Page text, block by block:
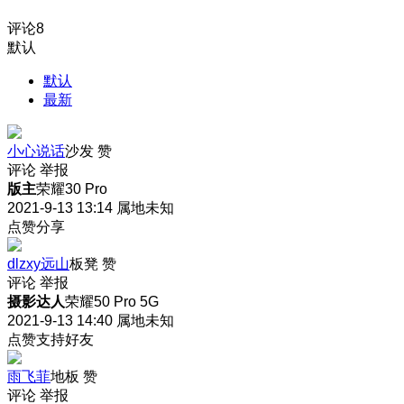
评论8
默认
默认
最新
小心说话沙发 赞
评论 举报
版主荣耀30 Pro
2021-9-13 13:14 属地未知
点赞分享
dlzxy远山板凳 赞
评论 举报
摄影达人荣耀50 Pro 5G
2021-9-13 14:40 属地未知
点赞支持好友
雨飞菲地板 赞
评论 举报